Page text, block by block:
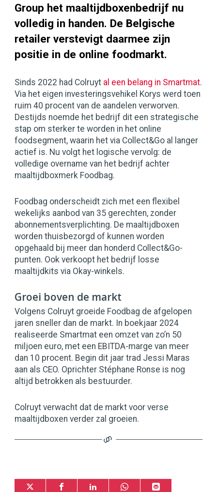
Group het maaltijdboxenbedrijf nu
volledig in handen. De Belgische
retailer verstevigt daarmee zijn
positie in de online foodmarkt.
Sinds 2022 had Colruyt al een belang in Smartmat.
Via het eigen investeringsvehikel Korys werd toen
ruim 40 procent van de aandelen verworven.
Destijds noemde het bedrijf dit een strategische
stap om sterker te worden in het online
foodsegment, waarin het via Collect&Go al langer
actief is. Nu volgt het logische vervolg: de
volledige overname van het bedrijf achter
maaltijdboxmerk Foodbag.
Foodbag onderscheidt zich met een flexibel
wekelijks aanbod van 35 gerechten, zonder
abonnementsverplichting. De maaltijdboxen
worden thuisbezorgd of kunnen worden
opgehaald bij meer dan honderd Collect&Go-
punten. Ook verkoopt het bedrijf losse
maaltijdkits via Okay-winkels.
Groei boven de markt
Volgens Colruyt groeide Foodbag de afgelopen
jaren sneller dan de markt. In boekjaar 2024
realiseerde Smartmat een omzet van zo’n 50
miljoen euro, met een EBITDA-marge van meer
dan 10 procent. Begin dit jaar trad Jessi Maras
aan als CEO. Oprichter Stéphane Ronse is nog
altijd betrokken als bestuurder.
Colruyt verwacht dat de markt voor verse
maaltijdboxen verder zal groeien.